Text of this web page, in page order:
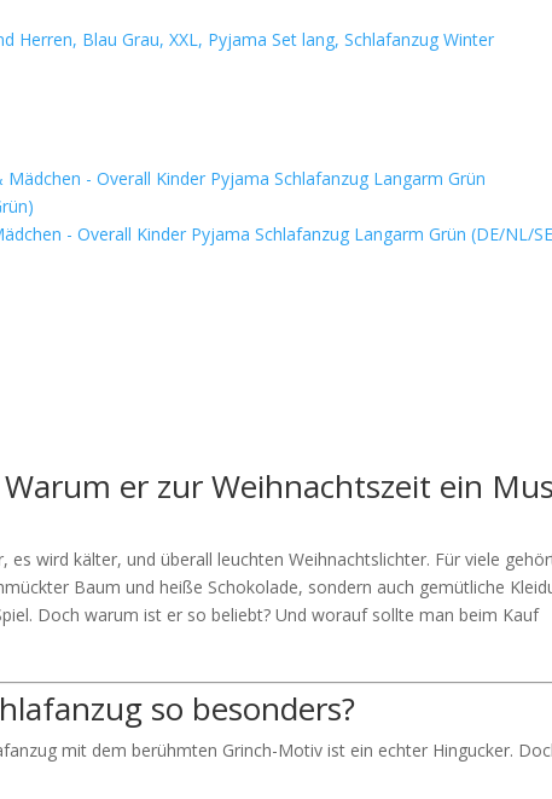
Herren, Blau Grau, XXL, Pyjama Set lang, Schlafanzug Winter
- Overall Kinder Pyjama Schlafanzug Langarm Grün (DE/NL/
er zur Weihnachtszeit ein
es wird kälter, und überall leuchten Weihnachtslichter. Für viele
Baum und heiße Schokolade, sondern auch gemütliche
Doch warum ist er so beliebt? Und worauf sollte man beim Kauf
so besonders?
mit dem berühmten Grinch-Motiv ist ein echter Hingucker.